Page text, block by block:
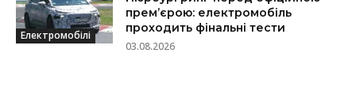
Електромобілі
прем’єрою: електромобіль
проходить фінальні тести
03.08.2026